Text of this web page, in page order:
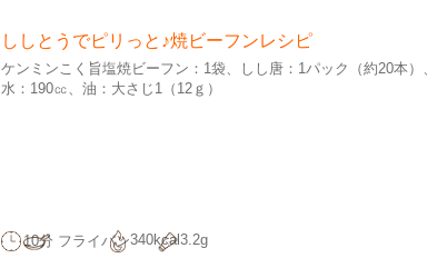
ししとうでピリっと♪焼ビーフンレシピ
ケンミンこく旨塩焼ビーフン：1袋 しし唐：1パック（約20本）
水：190㏄
油：大さじ1（12ｇ）
10分 フライパン340kcal3.2g